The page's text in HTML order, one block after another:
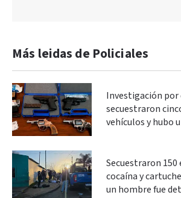
Más leidas de Policiales
Investigación por
secuestraron
vehículos y hubo
Secuestraron
cocaína y
un hombre fue